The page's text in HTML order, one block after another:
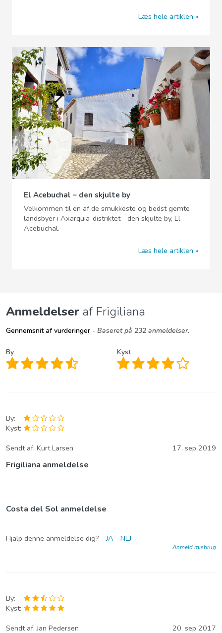
Læs hele artiklen
El Acebuchal – den skjulte by
Velkommen til en af de smukkeste og bedst gemte
landsbyer i Axarquia-distriktet - den skjulte by, El
Acebuchal.
Læs hele artiklen
Anmeldelser af Frigiliana
Gennemsnit af vurderinger - Baseret på 232 anmeldelser.
By Kyst
By:
Kyst:
Sendt af: Kurt Larsen 17. sep 2019
Frigiliana anmeldelse
Costa del Sol anmeldelse
Hjalp denne anmeldelse dig? JA NEJ
Anmeld misbrug
By:
Kyst:
Sendt af:Jan Pedersen 20. sep 2017